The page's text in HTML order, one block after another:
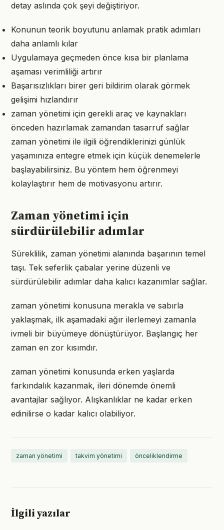
detay aslında çok şeyi değiştiriyor.
Konunun teorik boyutunu anlamak pratik adımları
daha anlamlı kılar
Uygulamaya geçmeden önce kısa bir planlama
aşaması verimliliği artırır
Başarısızlıkları birer geri bildirim olarak görmek
gelişimi hızlandırır
zaman yönetimi için gerekli araç ve kaynakları
önceden hazırlamak zamandan tasarruf sağlar
zaman yönetimi ile ilgili öğrendiklerinizi günlük
yaşamınıza entegre etmek için küçük denemelerle
başlayabilirsiniz. Bu yöntem hem öğrenmeyi
kolaylaştırır hem de motivasyonu artırır.
Zaman yönetimi için
sürdürülebilir adımlar
Süreklilik, zaman yönetimi alanında başarının temel
taşı. Tek seferlik çabalar yerine düzenli ve
sürdürülebilir adımlar daha kalıcı kazanımlar sağlar.
zaman yönetimi konusuna merakla ve sabırla
yaklaşmak, ilk aşamadaki ağır ilerlemeyi zamanla
ivmeli bir büyümeye dönüştürüyor. Başlangıç her
zaman en zor kısımdır.
zaman yönetimi konusunda erken yaşlarda
farkındalık kazanmak, ileri dönemde önemli
avantajlar sağlıyor. Alışkanlıklar ne kadar erken
edinilirse o kadar kalıcı olabiliyor.
zaman yönetimi takvim yönetimi önceliklendirme
İlgili yazılar